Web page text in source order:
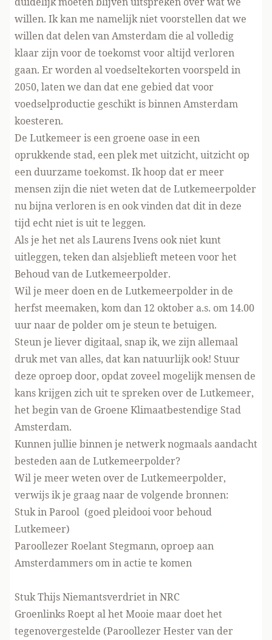
willen. Ik kan me namelijk niet voorstellen dat we
willen dat delen van Amsterdam die al volledig
klaar zijn voor de toekomst voor altijd verloren
gaan. Er worden al voedseltekorten voorspeld in
2050, laten we dan dat ene gebied dat voor
voedselproductie geschikt is binnen Amsterdam
koesteren.
De Lutkemeer is een groene oase in een
oprukkende stad, een plek met uitzicht, uitzicht op
een duurzame toekomst. Ik hoop dat er meer
mensen zijn die niet weten dat de Lutkemeerpolder
nu bijna verloren is en ook vinden dat dit in deze
tijd echt niet is uit te leggen.
Als je het net als Laurens Ivens ook niet kunt
uitleggen, teken dan alsjeblieft meteen voor het
Behoud van de Lutkemeerpolder.
Wil je meer doen en de Lutkemeerpolder in de
herfst meemaken, kom dan 12 oktober a.s. om 14.00
uur naar de polder om je steun te betuigen.
Steun je liever digitaal, snap ik, we zijn allemaal
druk met van alles, dat kan natuurlijk ook! Stuur
deze oproep door, opdat zoveel mogelijk mensen de
kans krijgen zich uit te spreken over de Lutkemeer,
het begin van de Groene Klimaatbestendige Stad
Amsterdam.
Kunnen jullie binnen je netwerk nogmaals aandacht
besteden aan de Lutkemeerpolder?
Wil je meer weten over de Lutkemeerpolder,
verwijs ik je graag naar de volgende bronnen:
Stuk in Parool (goed pleidooi voor behoud
Lutkemeer)
Paroollezer Roelant Stegmann, oproep aan
Amsterdammers om in actie te komen
Stuk Thijs Niemantsverdrietin NRC
Groenlinks Roept al het Mooie maar doet het
tegenovergestelde (Paroollezer Hester van der